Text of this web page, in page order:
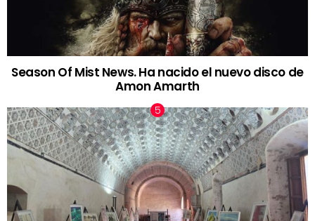
Season Of Mist News. Ha nacido el nuevo disco de
Amon Amarth